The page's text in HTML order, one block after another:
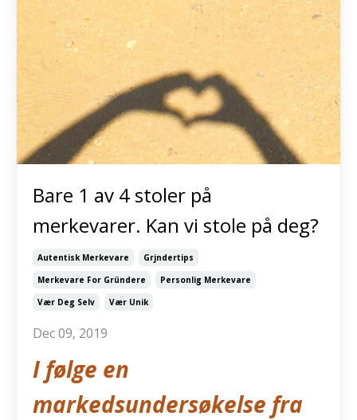
Bare 1 av 4 stoler på
merkevarer. Kan vi stole på deg?
Autentisk Merkevare
Grjndertips
Merkevare For Gründere
Personlig Merkevare
Vær Deg Selv
Vær Unik
Dec 09, 2019
I følge en
markedsundersøkelse fra